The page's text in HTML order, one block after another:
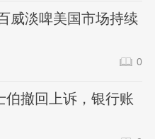
威淡啤美国市场持续
0
伯撤回上诉，银行账